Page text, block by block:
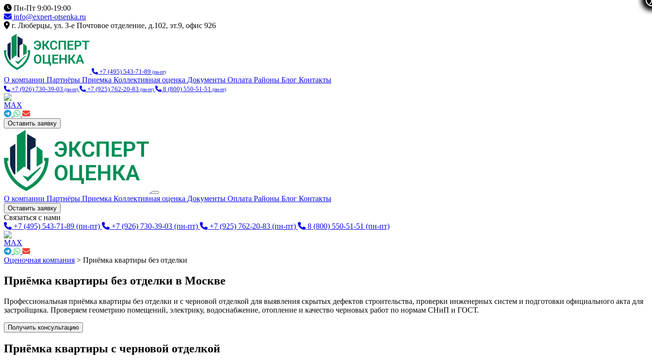
Пн-Пт 9:00-19:00
info@expert-otsenka.ru
г. Люберцы, ул. 3-е Почтовое отделение, д.102, эт.9, офис 926
+7 (495) 543-71-89 (пн-пт)
О компании Партнёры Приемка Коллективная оценка Документы Оплата Районы Блог Контакты
+7 (926) 730-39-03 (пн-пт) +7 (925) 762-20-83 (пн-пт) 8 (800) 550-51-51 (пн-пт)
Оставить заявку
О компании Партнёры Приемка Коллективная оценка Документы Оплата Районы Блог Контакты
Оставить заявку
Связаться с нами
+7 (495) 543-71-89 (пн-пт) +7 (926) 730-39-03 (пн-пт) +7 (925) 762-20-83 (пн-пт) 8 (800) 550-51-51 (пн-пт)
Оценочная компания > Приёмка квартиры без отделки
Приёмка квартиры без отделки в Москве
Профессиональная приёмка квартиры без отделки и с черновой отделкой для выявления скрытых дефектов строительства, проверки инженерных систем и подготовки официального акта для
застройщика. Проверяем геометрию помещений, электрику, водоснабжение, отопление и качество черновых работ по нормам СНиП и ГОСТ.
Получить консультацию
Приёмка квартиры с черновой отделкой